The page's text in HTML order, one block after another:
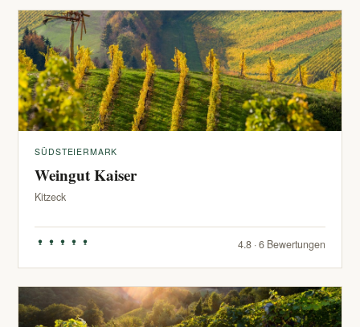
SÜDSTEIERMARK
Weingut Kaiser
Kitzeck
4.8 · 6 Bewertungen